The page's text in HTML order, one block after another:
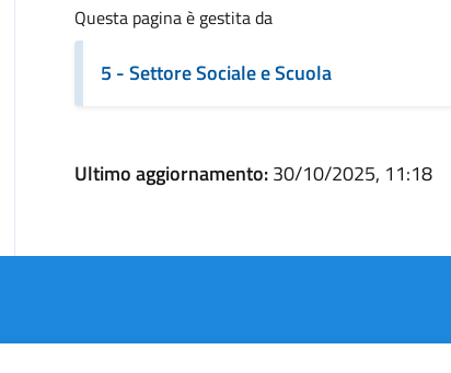
Questa pagina è gestita da
5 - Settore Sociale e Scuola
Ultimo aggiornamento:30/10/2025, 11:18